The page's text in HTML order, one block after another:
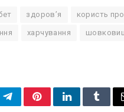
здоров’я користь
харчування
TelegramPinterestLinkedIn